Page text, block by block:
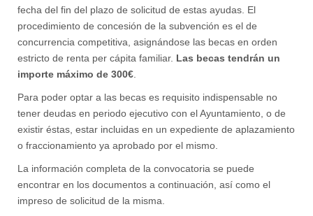
fecha del fin del plazo de solicitud de estas ayudas. El
procedimiento de concesión de la subvención es el de
concurrencia competitiva, asignándose las becas en orden
estricto de renta per cápita familiar. Las becas tendrán un
importe máximo de 300€
Para poder optar a las becas es requisito indispensable no
tener deudas en periodo ejecutivo con el Ayuntamiento, o de
existir éstas, estar incluidas en un expediente de aplazamiento
o fraccionamiento ya aprobado por el mismo.
La información completa de la convocatoria se puede
encontrar en los documentos a continuación, así como el
impreso de solicitud de la misma.